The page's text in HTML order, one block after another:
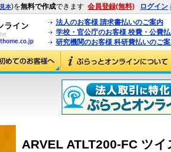
見本)を無料で作成できます 会員登録(無料) ログイン
法人のお客様 請求書払いのご案内
学校・官公庁のお客様 校費・公費
研究機関のお客様 科研費払いのご
ARVEL ATLT200-FC ツ